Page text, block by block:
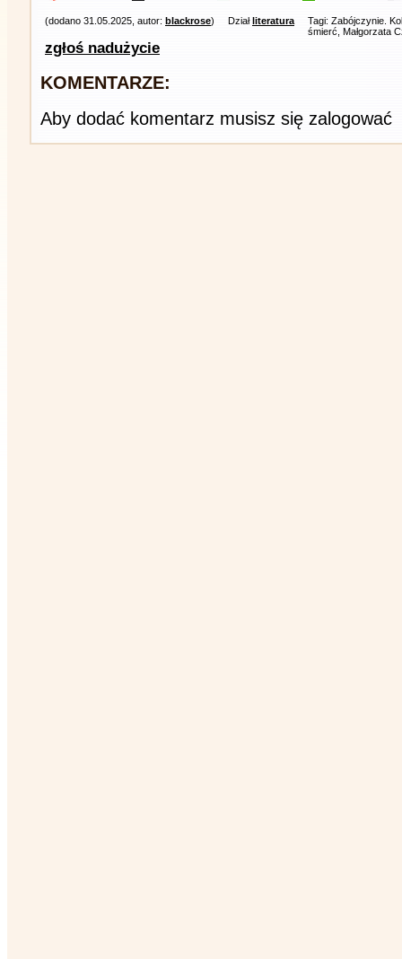
(dodano 31.05.2025, autor: blackrose) Działliteratura
Tagi: Zabójczynie.
śmierć, Małgorzata
zgłoś nadużycie
KOMENTARZE:
Aby dodać komentarz musisz się zalogować